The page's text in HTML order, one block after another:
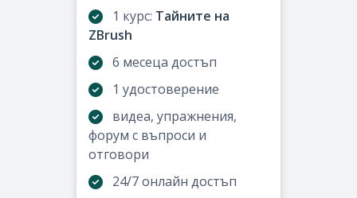
1 курс: Тайните на
ZBrush
6 месеца достъп
1 удостоверение
видеа, упражнения,
форум с въпроси и
отговори
24/7 онлайн достъп